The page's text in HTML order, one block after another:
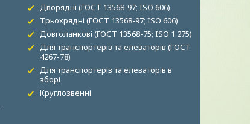
Дворядні (ГОСТ 13568-97; ISO 606)
Трьохрядні (ГОСТ 13568-97; ISO 606)
Довголанкові (ГОСТ 13568-75; ISO 1 275)
Для транспортерів та елеваторів (ГОСТ
4267-78)
Для транспортерів та елеваторів в
зборі
Круглозвенні